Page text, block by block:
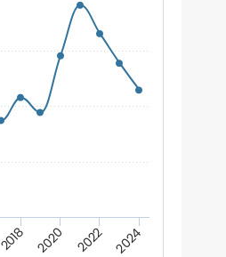
2018 2020 2022 2024